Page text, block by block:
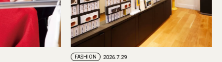
FASHION 2026.7.29